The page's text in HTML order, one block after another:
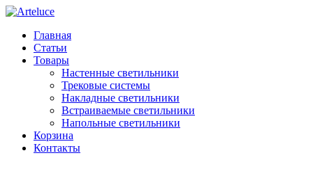
Главная
Статьи
Товары
Настенные светильники
Трековые системы
Накладные светильники
Встраиваемые светильники
Напольные светильники
Корзина
Контакты